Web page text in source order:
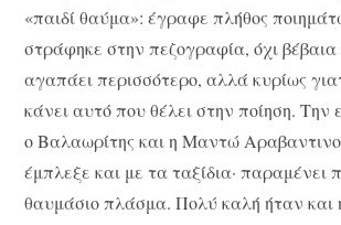
«παιδί θαύμα»: έγραφε πλήθος
στράφηκε στην πεζογραφία, όχι βέβαια
αγαπάει περισσότερο, αλλά κυρίως
κάνει αυτό που θέλει στην ποίηση.
ο Βαλαωρίτης και η Μαντώ
έμπλεξε και με τα ταξίδια· παραμένει
θαυμάσιο πλάσμα. Πολύ καλή ήταν και